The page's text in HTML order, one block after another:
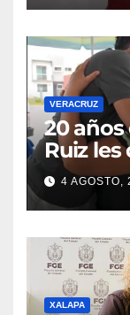
VERACRUZ
20
Ruiz
4 AGOSTO,
XALAPA